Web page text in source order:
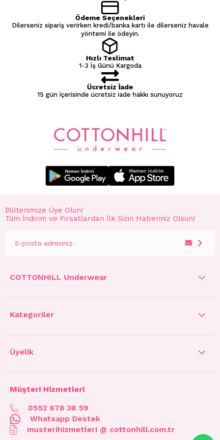
Ödeme Seçenekleri
Dilerseniz sipariş verirken kredi/banka kartı ile dilerseniz havale
yöntemi ile ödeyin.
Hızlı Teslimat
1-3 İş Günü Kargoda
Ücretsiz İade
15 gün içerisinde ücretsiz iade hakkı sunuyoruz
Bültenimize Üye Olun!
Tüm İndirim ve Fırsatlardan İlk Sizin Haberiniz Olsun!
COTTONHILL Underwear
Kategoriler
Üyelik
Müşteri Hizmetleri
0552 678 38 59
Whatsapp Destek
musterihizmetleri @ cottonhill.com.tr